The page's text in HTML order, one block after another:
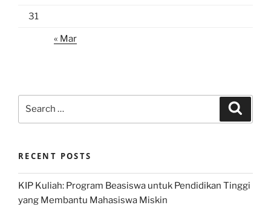
31
« Mar
RECENT POSTS
KIP Kuliah: Program Beasiswa untuk Pendidikan Tinggi
yang Membantu Mahasiswa Miskin